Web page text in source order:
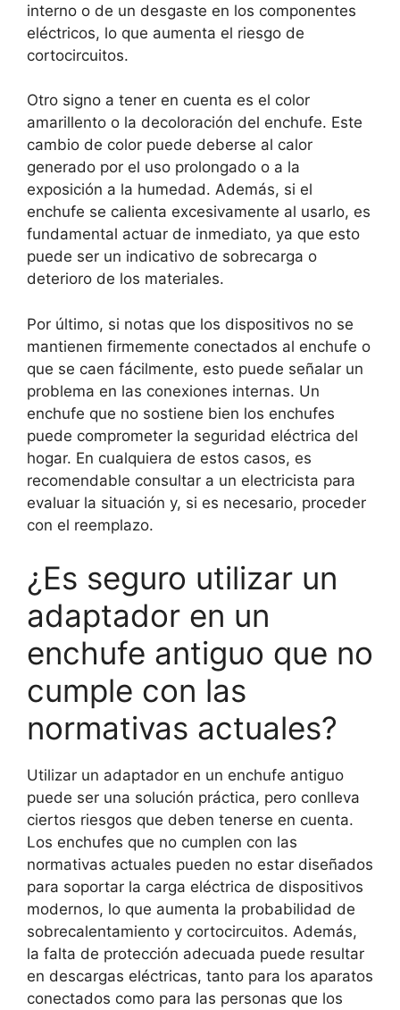
interno o de un desgaste en los componentes
eléctricos, lo que aumenta el riesgo de
cortocircuitos.
Otro signo a tener en cuenta es el color
amarillento o la decoloración del enchufe. Este
cambio de color puede deberse al calor
generado por el uso prolongado o a la
exposición a la humedad. Además, si el
enchufe se calienta excesivamente al usarlo, es
fundamental actuar de inmediato, ya que esto
puede ser un indicativo de sobrecarga o
deterioro de los materiales.
Por último, si notas que los dispositivos no se
mantienen firmemente conectados al enchufe o
que se caen fácilmente, esto puede señalar un
problema en las conexiones internas. Un
enchufe que no sostiene bien los enchufes
puede comprometer la seguridad eléctrica del
hogar. En cualquiera de estos casos, es
recomendable consultar a un electricista para
evaluar la situación y, si es necesario, proceder
con el reemplazo.
¿Es seguro utilizar un
adaptador en un
enchufe antiguo que no
cumple con las
normativas actuales?
Utilizar un adaptador en un enchufe antiguo
puede ser una solución práctica, pero conlleva
ciertos riesgos que deben tenerse en cuenta.
Los enchufes que no cumplen con las
normativas actuales pueden no estar diseñados
para soportar la carga eléctrica de dispositivos
modernos, lo que aumenta la probabilidad de
sobrecalentamiento y cortocircuitos. Además,
la falta de protección adecuada puede resultar
en descargas eléctricas, tanto para los aparatos
conectados como para las personas que los